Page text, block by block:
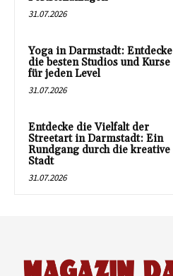
31.07.2026
Yoga in Darmstadt: Entdecke
die besten Studios und Kurse
für jeden Level
31.07.2026
Entdecke die Vielfalt der
Streetart in Darmstadt: Ein
Rundgang durch die kreative
Stadt
31.07.2026